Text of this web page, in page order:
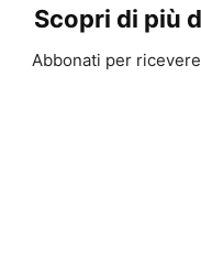
Scopri di più
Abbonati per